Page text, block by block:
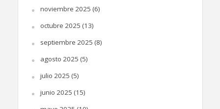
noviembre 2025 (6)
octubre 2025 (13)
septiembre 2025 (8)
agosto 2025 (5)
julio 2025 (5)
junio 2025 (15)